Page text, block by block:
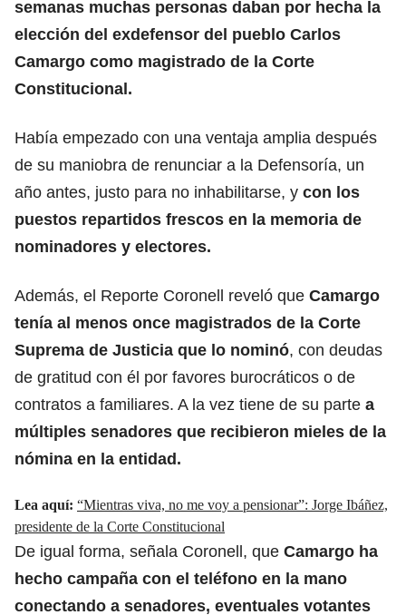
semanas muchas personas daban por hecha la
elección del exdefensor del pueblo Carlos
Camargo como magistrado de la Corte
Constitucional.
Había empezado con una ventaja amplia después
de su maniobra de renunciar a la Defensoría, un
año antes, justo para no inhabilitarse, y con los
puestos repartidos frescos en la memoria de
nominadores y electores.
Además, el Reporte Coronell reveló que Camargo
tenía al menos once magistrados de la Corte
Suprema de Justicia que lo nominó, con deudas
de gratitud con él por favores burocráticos o de
contratos a familiares. A la vez tiene de su parte a
múltiples senadores que recibieron mieles de la
nómina en la entidad.
Lea aquí: “Mientras viva, no me voy a pensionar”: Jorge Ibáñez,
presidente de la Corte Constitucional
De igual forma, señala Coronell, que Camargo ha
hecho campaña con el teléfono en la mano
conectando a senadores, eventuales votantes